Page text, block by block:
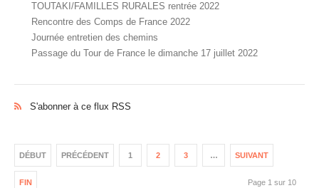
TOUTAKI/FAMILLES RURALES rentrée 2022
Rencontre des Comps de France 2022
Journée entretien des chemins
Passage du Tour de France le dimanche 17 juillet 2022
S'abonner à ce flux RSS
DÉBUT PRÉCÉDENT 1 2 3 … SUIVANT
FIN Page 1 sur 10